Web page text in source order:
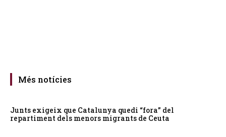
Més notícies
Junts exigeix que Catalunya quedi “fora” del
repartiment dels menors migrants de Ceuta